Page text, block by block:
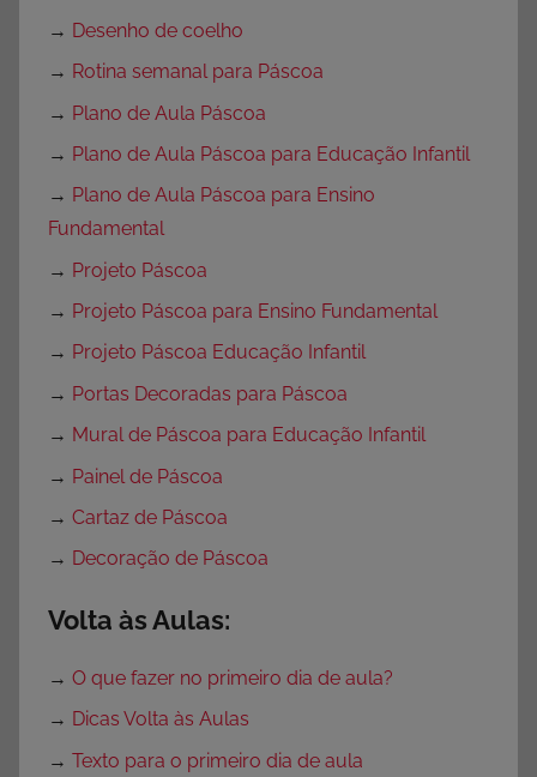
→ Desenho de coelho
→ Rotina semanal para Páscoa
→ Plano de Aula Páscoa
→ Plano de Aula Páscoa para Educação Infantil
→ Plano de Aula Páscoa para Ensino
Fundamental
→ Projeto Páscoa
→ Projeto Páscoa para Ensino Fundamental
→ Projeto Páscoa Educação Infantil
→ Portas Decoradas para Páscoa
→ Mural de Páscoa para Educação Infantil
→ Painel de Páscoa
→ Cartaz de Páscoa
→ Decoração de Páscoa
Volta às Aulas:
→ O que fazer no primeiro dia de aula?
→ Dicas Volta às Aulas
→ Texto para o primeiro dia de aula